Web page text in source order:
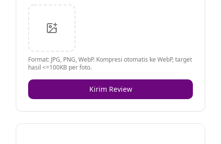
Format: JPG, PNG, WebP. Kompresi otomatis ke WebP, target
hasil <=100KB per foto.
Kirim Review